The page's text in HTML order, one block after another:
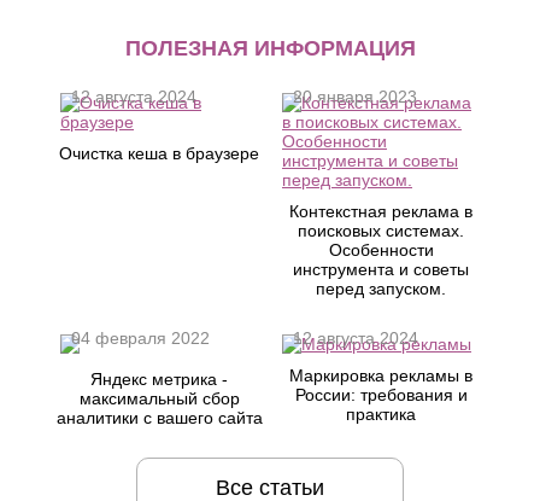
ПОЛЕЗНАЯ ИНФОРМАЦИЯ
Очистка кеша в браузере
12 августа 2024
Контекстная реклама в
поисковых системах.
Особенности
инструмента и советы
перед запуском.
20 января 2023
Яндекс метрика -
максимальный сбор
аналитики с вашего сайта
04 февраля 2022
Маркировка рекламы в
России: требования и
практика
12 августа 2024
Все статьи